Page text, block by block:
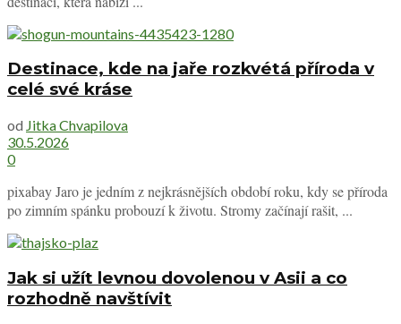
Destinace, kde na jaře rozkvétá příroda v
celé své kráse
od Jitka Chvapilova
30.5.2026
0
pixabay Jaro je jedním z nejkrásnějších období roku, kdy se příroda
po zimním spánku probouzí k životu. Stromy začínají rašit, ...
Jak si užít levnou dovolenou v Asii a co
rozhodně navštívit